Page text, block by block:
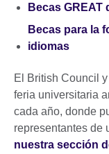
Becas GREAT
Becas para la
idiomas
El British Council
feria universitaria
cada año, donde
representantes de
nuestra sección